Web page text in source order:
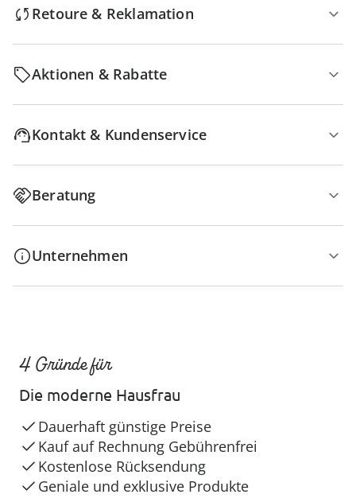
Retoure & Reklamation
Aktionen & Rabatte
Kontakt & Kundenservice
Beratung
Unternehmen
4 Gründe für
Die moderne Hausfrau
Dauerhaft günstige Preise
Kauf auf Rechnung Gebührenfrei
Kostenlose Rücksendung
Geniale und exklusive Produkte